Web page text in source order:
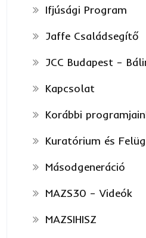
Ifjúsági Program
Jaffe Családsegítő
JCC Budapest –
Kapcsolat
Korábbi
Kuratórium és
Másodgeneráció
MAZS30 – Videók
MAZSIHISZ